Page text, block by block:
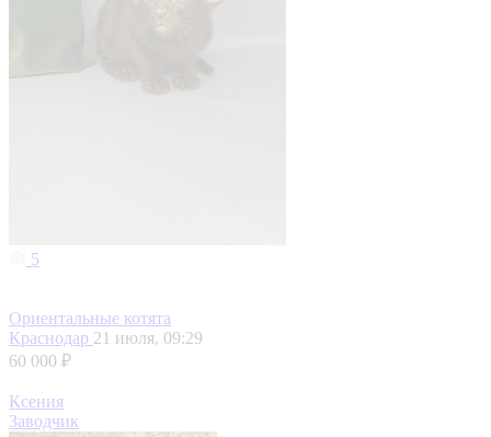
5
Ориентальные котята
Краснодар 21 июля, 09:29
60 000 ₽
Ксения
Заводчик